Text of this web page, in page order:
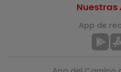
Nuestras
App de